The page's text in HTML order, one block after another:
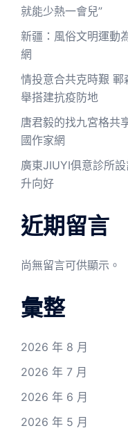
就能少熱一會兒”
新疆：風俗文明運動
網
情投意合共克時艱 鄆
舉搭建抗疫防地
唐君毅的找九宮格共
國作家網
廣東JIUYI俱意診所
升向好
近期留言
尚無留言可供顯示。
彙整
2026 年 8 月
2026 年 7 月
2026 年 6 月
2026 年 5 月